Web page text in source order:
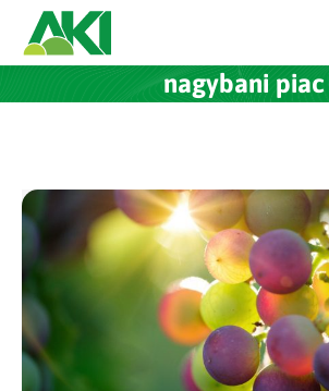
nagybani piac